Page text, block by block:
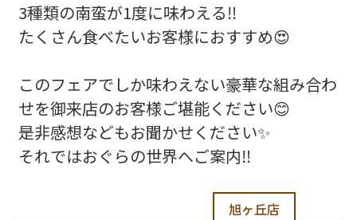
3種類の南蛮が1度に味わえる‼️
たくさん食べたいお客様におすすめ😍
このフェアでしか味わえない豪華な組み合わ
せを御来店のお客様ご堪能ください😊
是非感想などもお聞かせください✨
それではおぐらの世界へご案内‼️
旭ヶ丘店